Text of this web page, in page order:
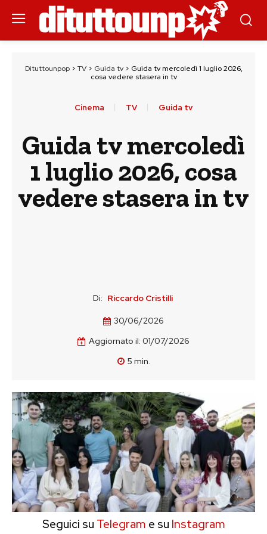
Dituttounpop> TV> Guida tv> Guida tv mercoledì 1 luglio 2026,
cosa vedere stasera in tv
Cinema TV Guida tv
Guida tv mercoledì
1 luglio 2026, cosa
vedere stasera in tv
Di: Riccardo Cristilli
30/06/2026
Aggiornato il: 01/07/2026
5 min.
Seguici su Telegram e su Instagram